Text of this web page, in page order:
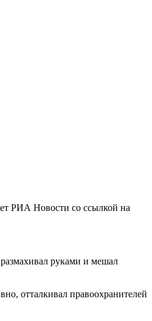
РИА Новости со ссылкой на
руками и мешал
отталкивал правоохранителей